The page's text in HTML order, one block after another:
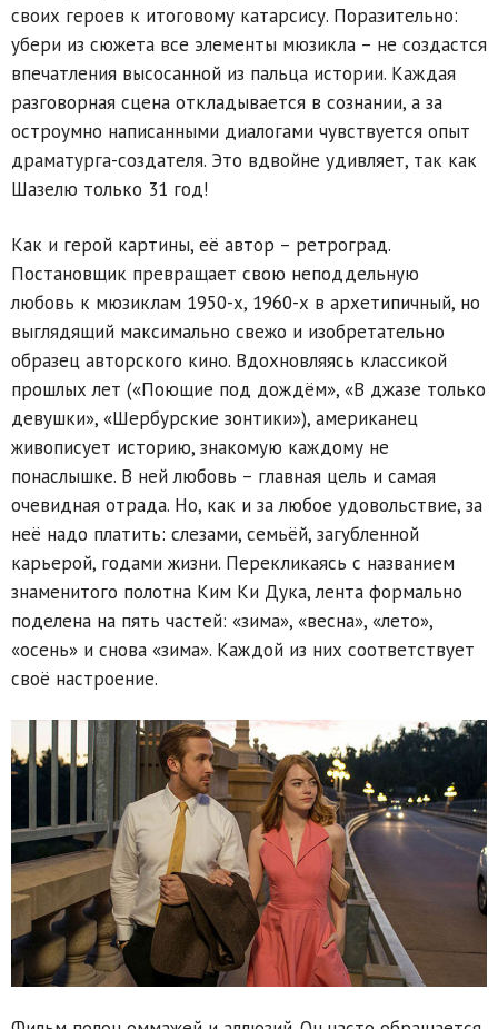
своих героев к итоговому катарсису. Поразительно:
убери из сюжета все элементы мюзикла – не создастся
впечатления высосанной из пальца истории. Каждая
разговорная сцена откладывается в сознании, а за
остроумно написанными диалогами чувствуется опыт
драматурга-создателя. Это вдвойне удивляет, так как
Шазелю только 31 год!
Как и герой картины, её автор – ретроград.
Постановщик превращает свою неподдельную
любовь к мюзиклам 1950-х, 1960-х в архетипичный, но
выглядящий максимально свежо и изобретательно
образец авторского кино. Вдохновляясь классикой
прошлых лет («Поющие под дождём», «В джазе только
девушки», «Шербурские зонтики»), американец
живописует историю, знакомую каждому не
понаслышке. В ней любовь – главная цель и самая
очевидная отрада. Но, как и за любое удовольствие, за
неё надо платить: слезами, семьёй, загубленной
карьерой, годами жизни. Перекликаясь с названием
знаменитого полотна Ким Ки Дука, лента формально
поделена на пять частей: «зима», «весна», «лето»,
«осень» и снова «зима». Каждой из них соответствует
своё настроение.